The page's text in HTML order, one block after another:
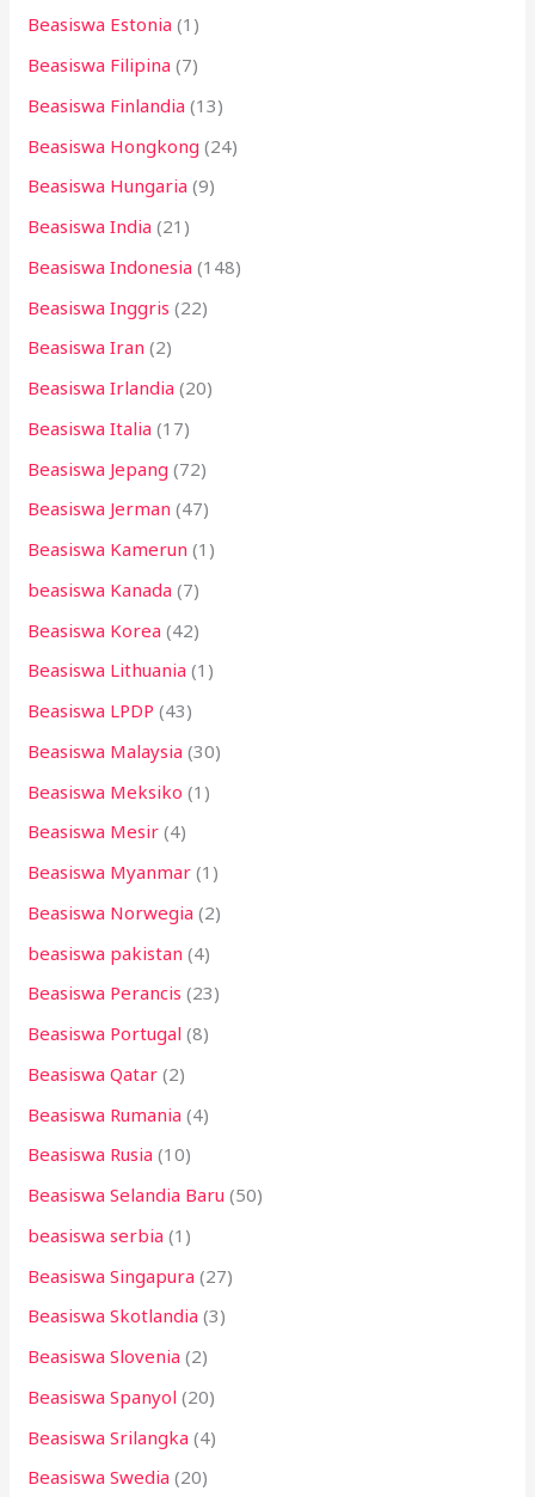
Beasiswa Estonia (1)
Beasiswa Filipina (7)
Beasiswa Finlandia (13)
Beasiswa Hongkong (24)
Beasiswa Hungaria (9)
Beasiswa India (21)
Beasiswa Indonesia (148)
Beasiswa Inggris (22)
Beasiswa Iran (2)
Beasiswa Irlandia (20)
Beasiswa Italia (17)
Beasiswa Jepang (72)
Beasiswa Jerman (47)
Beasiswa Kamerun (1)
beasiswa Kanada (7)
Beasiswa Korea (42)
Beasiswa Lithuania (1)
Beasiswa LPDP (43)
Beasiswa Malaysia (30)
Beasiswa Meksiko (1)
Beasiswa Mesir (4)
Beasiswa Myanmar (1)
Beasiswa Norwegia (2)
beasiswa pakistan (4)
Beasiswa Perancis (23)
Beasiswa Portugal (8)
Beasiswa Qatar (2)
Beasiswa Rumania (4)
Beasiswa Rusia (10)
Beasiswa Selandia Baru (50)
beasiswa serbia (1)
Beasiswa Singapura (27)
Beasiswa Skotlandia (3)
Beasiswa Slovenia (2)
Beasiswa Spanyol (20)
Beasiswa Srilangka (4)
Beasiswa Swedia (20)